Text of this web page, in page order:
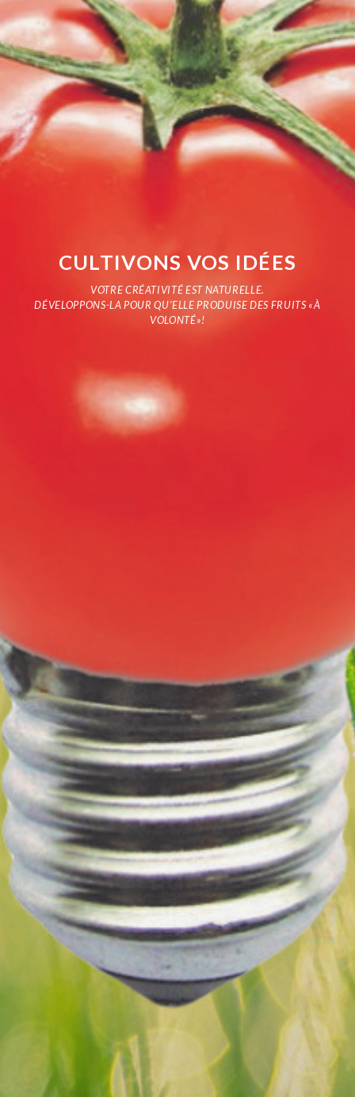
CULTIVONS VOS IDÉES
VOTRE CRÉATIVITÉ EST NATURELLE.
DÉVELOPPONS-LA POUR QU’ELLE PRODUISE DES FRUITS «À
VOLONTÉ»!